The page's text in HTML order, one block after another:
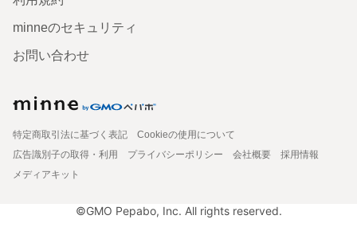
minneのセキュリティ
お問い合わせ
特定商取引法に基づく表記
Cookieの使用について
広告識別子の取得・利用
プライバシーポリシー 会社概要
採用情報
メディアキット
©GMO Pepabo, Inc. All rights reserved.